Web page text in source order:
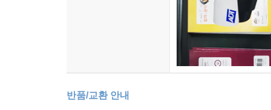
반품/교환 안내